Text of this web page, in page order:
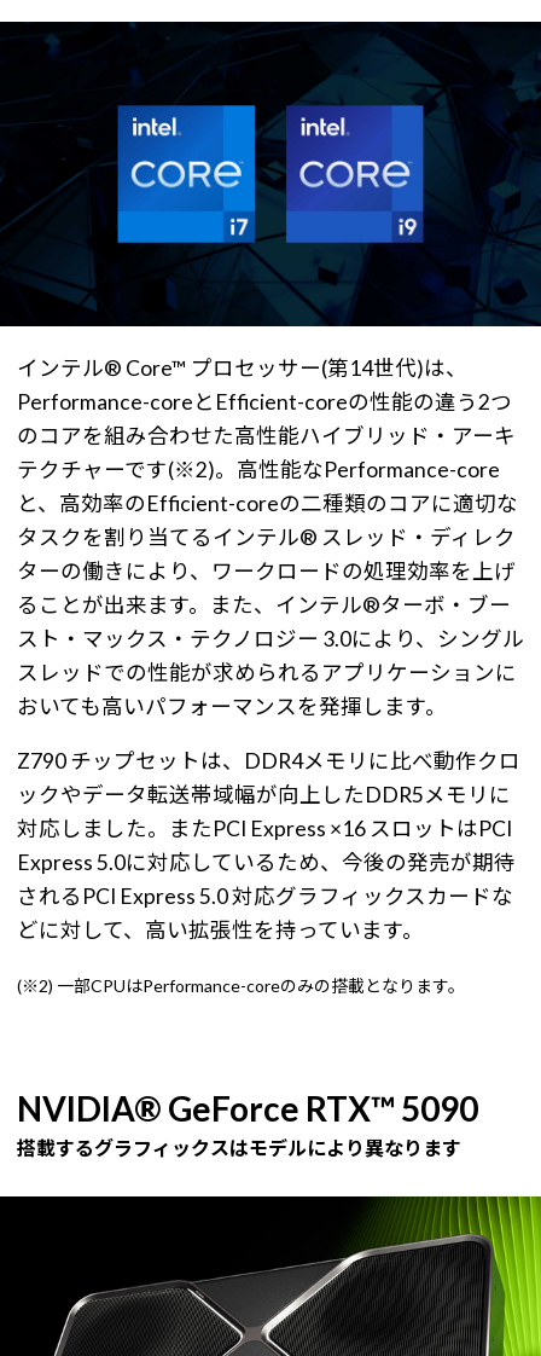
インテル® Core™ プロセッサー(第14世代)は、
Performance-coreとEfficient-coreの性能の違う2つ
のコアを組み合わせた高性能ハイブリッド・アーキ
テクチャーです(※2)。高性能なPerformance-core
と、高効率のEfficient-coreの二種類のコアに適切な
タスクを割り当てるインテル® スレッド・ディレク
ターの働きにより、ワークロードの処理効率を上げ
ることが出来ます。また、インテル®ターボ・ブー
スト・マックス・テクノロジー 3.0により、シングル
スレッドでの性能が求められるアプリケーションに
おいても高いパフォーマンスを発揮します。
Z790 チップセットは、DDR4メモリに比べ動作クロ
ックやデータ転送帯域幅が向上したDDR5メモリに
対応しました。またPCI Express ×16 スロットはPCI
Express 5.0に対応しているため、今後の発売が期待
されるPCI Express 5.0 対応グラフィックスカードな
どに対して、高い拡張性を持っています。
(※2) 一部CPUはPerformance-coreのみの搭載となります。
NVIDIA® GeForce RTX™ 5090
搭載するグラフィックスはモデルにより異なります